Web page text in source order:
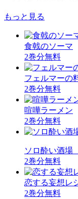
もっと見る
食戟のソーマ
2巻分無料
フェルマーの
2巻分無料
喧嘩ラーメン
2巻分無料
ソロ酔い酒場
2巻分無料
恋する妄想レ
2巻分無料